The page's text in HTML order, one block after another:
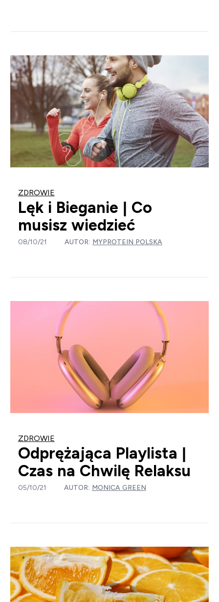
ZDROWIE
Lęk i Bieganie | Co
musisz wiedzieć
08/10/21 AUTOR: MYPROTEIN POLSKA
ZDROWIE
Odprężająca Playlista |
Czas na Chwilę Relaksu
05/10/21 AUTOR: MONICA GREEN